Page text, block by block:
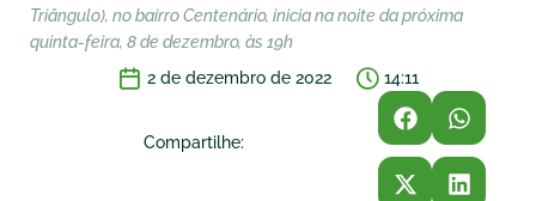
Triângulo), no bairro Centenário, inicia na noite da próxima
quinta-feira, 8 de dezembro, às 19h
2 de dezembro de 2022
14:11
Compartilhe: